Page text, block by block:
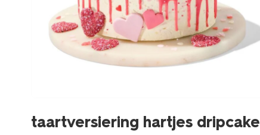
taartversiering hartjes dripcake